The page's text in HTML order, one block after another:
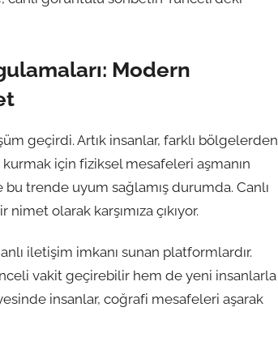
Modern
geçirdi. Artık insanlar, farklı bölgelerden
için fiziksel mesafeleri aşmanın
trende uyum sağlamış durumda. Canlı
olarak karşımıza çıkıyor.
iletişim imkanı sunan platformlardır.
vakit geçirebilir hem de yeni insanlarla
insanlar, coğrafi mesafeleri aşarak